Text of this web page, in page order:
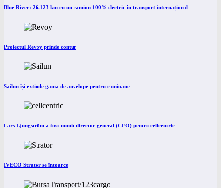
Blue River: 26.123 km cu un camion 100% electric în transport internațional
Proiectul Revoy prinde contur
Sailun își extinde gama de anvelope pentru camioane
Lars Ljungström a fost numit director general (CFO) pentru cellcentric
IVECO Strator se întoarce